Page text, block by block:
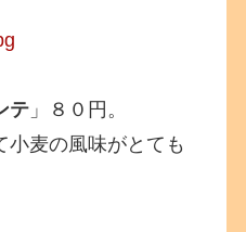
テ 」８０円。
小麦の風味がとても